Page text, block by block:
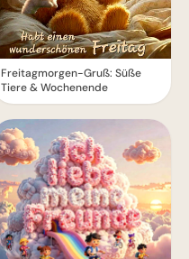
Freitagmorgen-Gruß: Süße
Tiere & Wochenende